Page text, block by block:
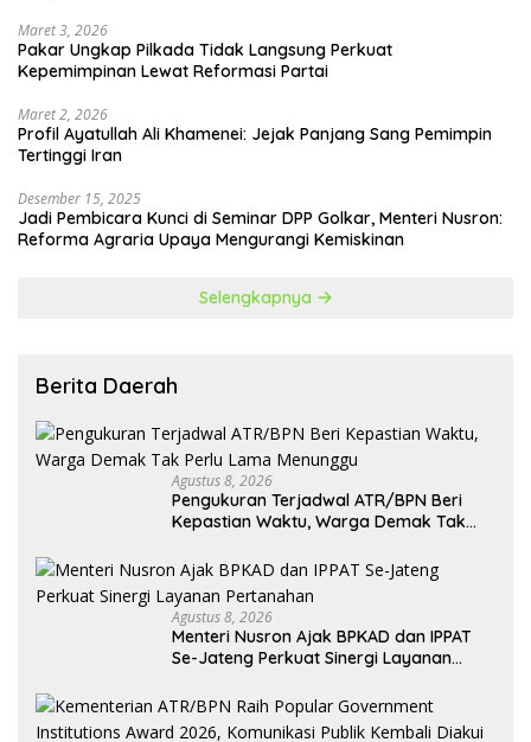
Maret 3, 2026
Pakar Ungkap Pilkada Tidak Langsung Perkuat
Kepemimpinan Lewat Reformasi Partai
Maret 2, 2026
Profil Ayatullah Ali Khamenei: Jejak Panjang Sang Pemimpin
Tertinggi Iran
Desember 15, 2025
Jadi Pembicara Kunci di Seminar DPP Golkar, Menteri Nusron:
Reforma Agraria Upaya Mengurangi Kemiskinan
Selengkapnya
Berita Daerah
Agustus 8, 2026
Pengukuran Terjadwal ATR/BPN Beri
Kepastian Waktu, Warga Demak Tak
Agustus 8, 2026
Menteri Nusron Ajak BPKAD dan IPPAT
Se-Jateng Perkuat Sinergi Layanan